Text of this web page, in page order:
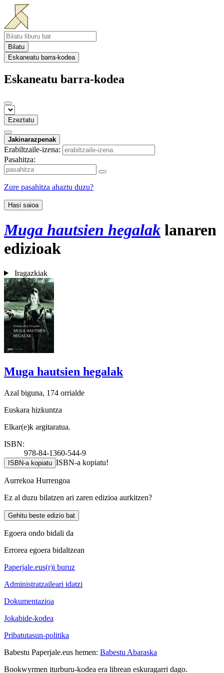
Bilatu
Eskaneatu barra-kodea
Eskaneatu barra-kodea
Ezeztatu
Jakinarazpenak
Erabiltzaile-izena:
Pasahitza:
Zure pasahitza ahaztu duzu?
Hasi saioa
Muga hautsien hegalak lanaren
edizioak
Iragazkiak
Muga hautsien hegalak
Azal biguna, 174 orrialde
Euskara hizkuntza
Elkar(e)k argitaratua.
ISBN:
978-84-1360-544-9
ISBN-a kopiatu ISBN-a kopiatu!
Aurrekoa Hurrengoa
Ez al duzu bilatzen ari zaren edizioa aurkitzen?
Gehitu beste edizio bat
Egoera ondo bidali da
Errorea egoera bidaltzean
Paperjale.eus(r)i buruz
Administratzaileari idatzi
Dokumentazioa
Jokabide-kodea
Pribatutasun-politika
Babestu Paperjale.eus hemen: Babestu Abaraska
Bookwyrmen iturburu-kodea era librean eskuragarri dago.